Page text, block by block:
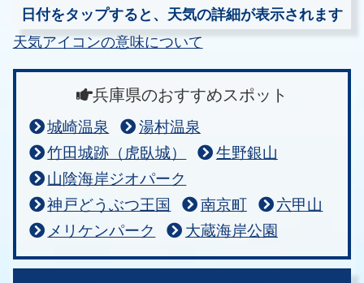
日付をタップすると、天気の詳細が表示されます
天気アイコンの意味について
兵庫県のおすすめスポット
城崎温泉
湯村温泉
竹田城跡（虎臥城）
生野銀山
山陰海岸ジオパーク
神戸どうぶつ王国
南京町
六甲山
メリケンパーク
大蔵海岸公園